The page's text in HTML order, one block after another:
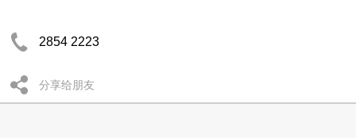
2854 2223
分享给朋友